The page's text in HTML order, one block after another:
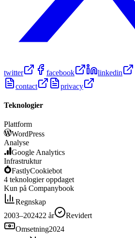
twitter facebook
linkedin
contact
privacy
Teknologier
Plattform
WordPress
Analyse
Google Analytics
Infrastruktur
FastlyCookiebot
4 teknologier oppdaget
Kun på Companybook
Regnskap
2003–202422 år
Revidert
Omsetning2024